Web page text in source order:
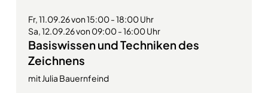
Fr, 11.09.26 von 15:00 - 18:00 Uhr
Sa, 12.09.26 von 09:00 - 16:00 Uhr
Basiswissen und Techniken des
Zeichnens
mit Julia Bauernfeind